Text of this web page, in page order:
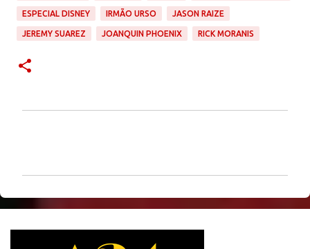
ESPECIAL DISNEY IRMÃO URSO JASON RAIZE
JEREMY SUAREZ JOANQUIN PHOENIX RICK MORANIS
n
t